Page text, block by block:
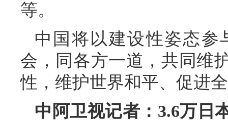
等。
中国将以建设性姿态参
会，同各方一道，共同维
性，维护世界和平、促进
中阿卫视记者：3.6万日